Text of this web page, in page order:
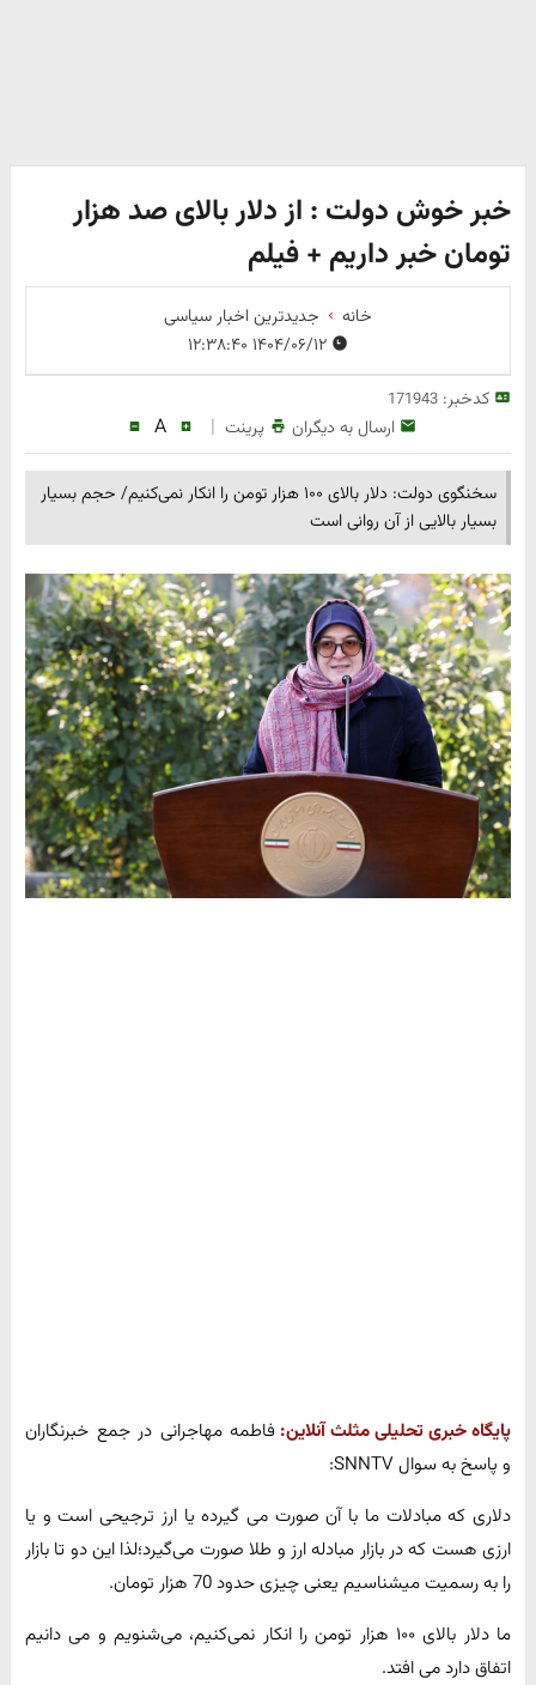
خبر خوش دولت : از دلار بالای صد هزار
تومان خبر داریم + فیلم
خانه
جدیدترین اخبار سیاسی
۱۴۰۴/۰۶/۱۲ ۱۲:۳۸:۴۰
کدخبر:171943
ارسال به دیگران پرینت |
A
سخنگوی دولت: دلار بالای ۱۰۰ هزار تومن را انکار نمی‌کنیم/ حجم بسیار
بسیار بالایی از آن روانی‌ است
پایگاه خبری تحلیلی مثلث آنلاین: فاطمه مهاجرانی در جمع خبرنگاران
و پاسخ به سوال SNNTV:
دلاری که مبادلات ما با آن صورت می گیرده یا ارز ترجیحی است و یا
ارزی هست که در بازار مبادله ارز و طلا صورت می‌گیرد؛لذا این دو تا بازار
را به رسمیت میشناسیم یعنی چیزی حدود 70 هزار تومان.
ما دلار بالای ۱۰۰ هزار تومن را انکار نمی‌کنیم، می‌شنویم و می دانیم
اتفاق دارد می افتد.